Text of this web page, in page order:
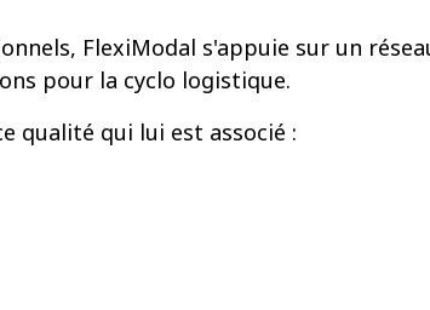
FlexiModal s'appuie sur un
pour la cyclo logistique.
qualité qui lui est associé :